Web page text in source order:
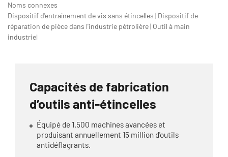
Noms connexes
Dispositif d'entraînement de vis sans étincelles | Dispositif de
réparation de pièce dans l'industrie pétrolière | Outil à main
industriel
Capacités de fabrication
d’outils anti-étincelles
Équipé de 1.500 machines avancées et
produisant annuellement 15 million d'outils
antidéflagrants.